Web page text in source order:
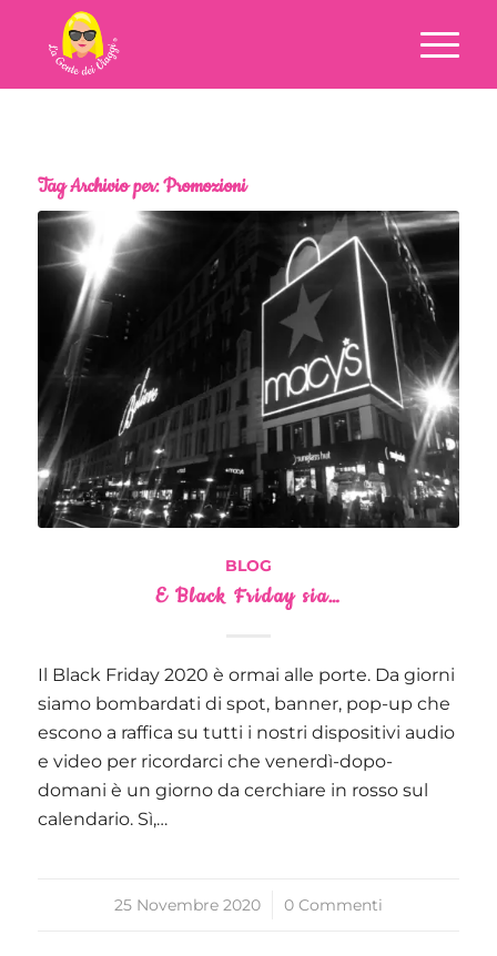
Tag Archivio per:Promozioni
BLOG
E Black Friday sia…
Il Black Friday 2020 è ormai alle porte. Da giorni
siamo bombardati di spot, banner, pop-up che
escono a raffica su tutti i nostri dispositivi audio
e video per ricordarci che venerdì-dopo-
domani è un giorno da cerchiare in rosso sul
calendario. Sì,…
25 Novembre 2020
/ 0 Commenti